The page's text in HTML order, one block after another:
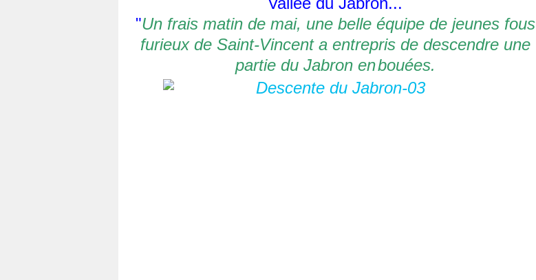
"Un frais matin de mai, une belle équipe de jeunes fous
furieux de Saint-Vincent a entrepris de descendre une
partie du Jabron enbouées.